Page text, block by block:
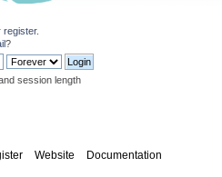
register.
?
session length
Website Documentation